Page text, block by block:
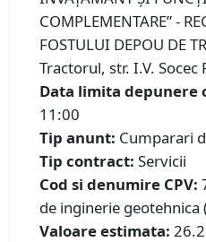
COMPLEMENTARE” -
FOSTULUI DEPOU DE
Tractorul, str. I.V.
Data limita depunere
11:00
Tip anunt: Cumparari
Tip contract: Servicii
Cod si denumire CPV:
de inginerie geotehnica
Valoare estimata: